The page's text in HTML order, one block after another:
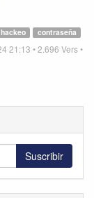
contraseña
hackeo
21:13 •2.696 Vers•
Suscribir